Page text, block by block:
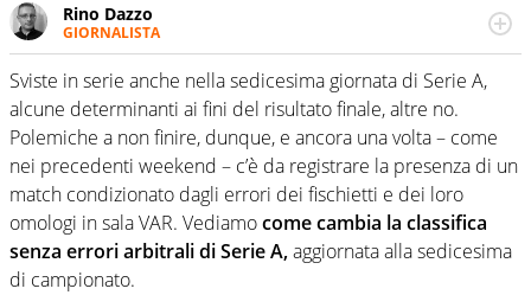
Rino Dazzo
GIORNALISTA
Se mai ci fosse modo di traslare il glossario del calcio in
una nicchia di esperti, lui ne farebbe parte. Non si perde
una svista arbitrale né gli umori social del mondo delle
curve
Sviste in serie anche nella sedicesima giornata di Serie A,
alcune determinanti ai fini del risultato finale, altre no.
Polemiche a non finire, dunque, e ancora una volta – come
nei precedenti weekend – c’è da registrare la presenza di un
match condizionato dagli errori dei fischietti e dei loro
omologi in sala VAR. Vediamocome cambia la classifica
senza errori arbitrali di Serie A,aggiornata alla sedicesima
di campionato.